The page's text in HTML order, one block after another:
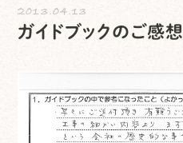
2013.04.13
ガイドブックのご感想